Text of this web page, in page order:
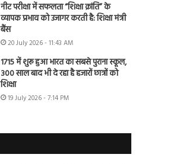
नीट परीक्षा में सफलता “शिक्षा क्रांति” के
व्यापक प्रभाव को उजागर करती है: शिक्षा मंत्री
बैंस
20 July 2026 - 11:43 AM
1715 में शुरू हुआ भारत का सबसे पुराना स्कूल,
300 साल बाद भी दे रहा है हजारों छात्रों को
शिक्षा
19 July 2026 - 7:14 PM